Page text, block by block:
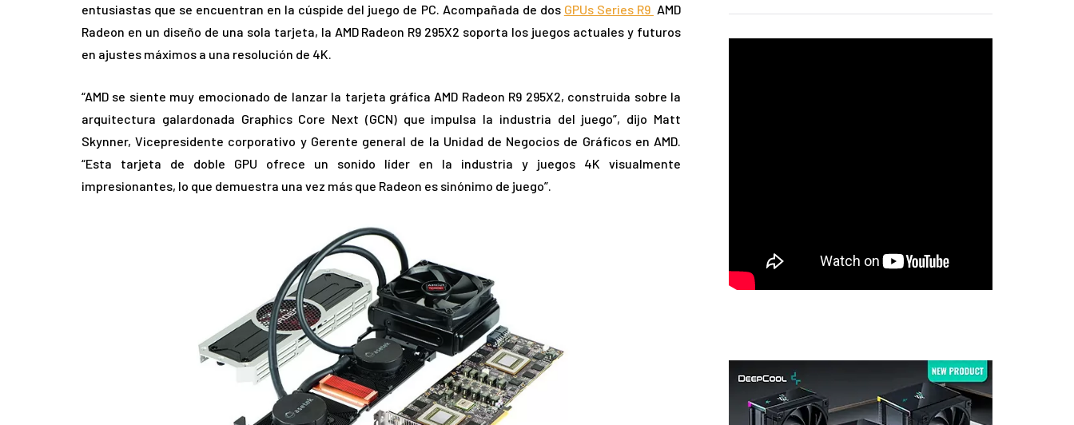
entusiastas que se encuentran en la cúspide del juego de PC. Acompañada de dos GPUs Series R9 AMD
Radeon en un diseño de una sola tarjeta, la AMD Radeon R9 295X2 soporta los juegos actuales y futuros
en ajustes máximos a una resolución de 4K.
“AMD se siente muy emocionado de lanzar la tarjeta gráfica AMD Radeon R9 295X2, construida sobre la
arquitectura galardonada Graphics Core Next (GCN) que impulsa la industria del juego”, dijo Matt
Skynner, Vicepresidente corporativo y Gerente general de la Unidad de Negocios de Gráficos en AMD.
“Esta tarjeta de doble GPU ofrece un sonido líder en la industria y juegos 4K visualmente
impresionantes, lo que demuestra una vez más que Radeon es sinónimo de juego”.